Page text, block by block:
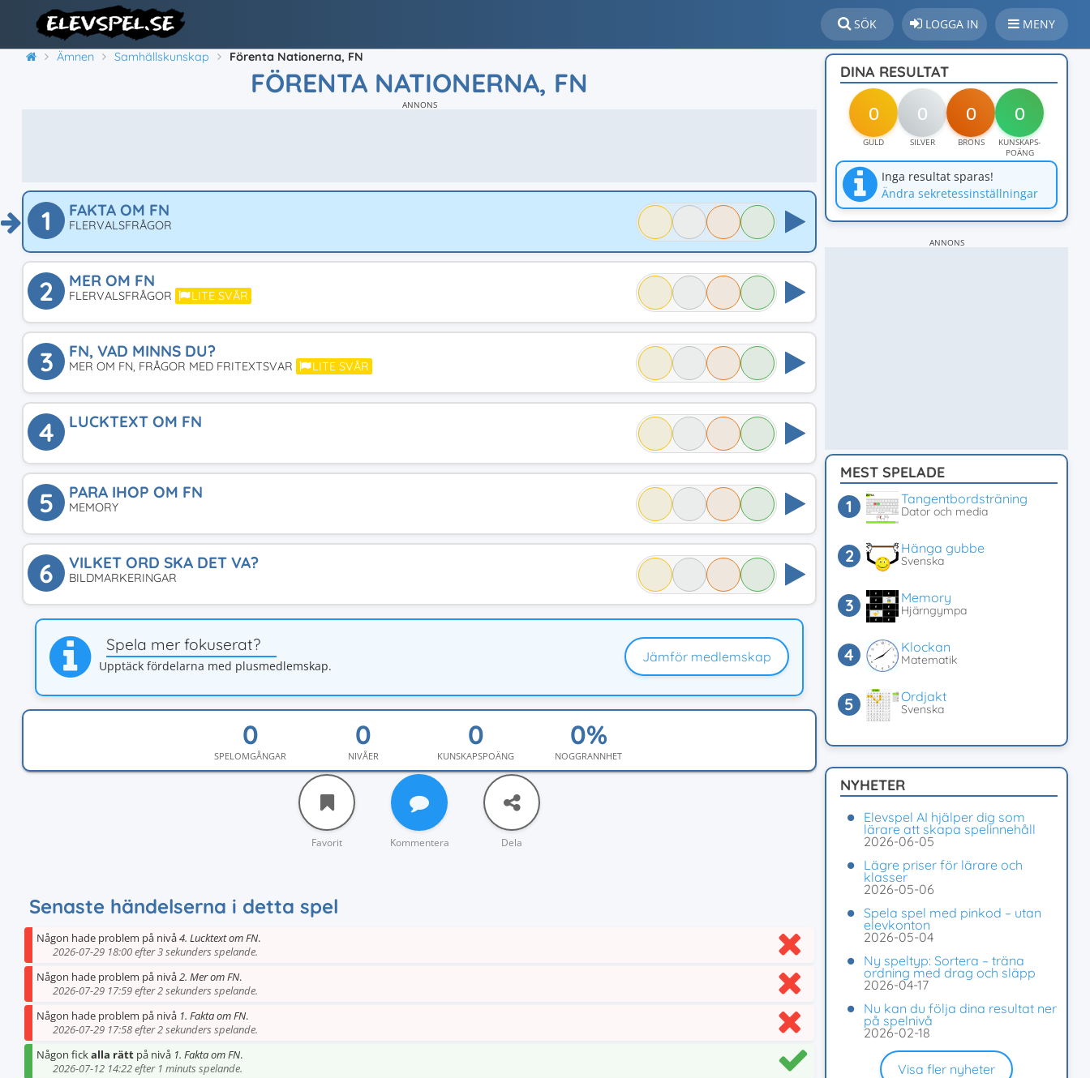
SÖK LOGGA IN MENY
Ämnen Samhällskunskap Förenta Nationerna, FN
FÖRENTA NATIONERNA, FN
ANNONS
1 FAKTA OM FN
FLERVALSFRÅGOR
2 MER OM FN
FLERVALSFRÅGOR LITE SVÅR
3 FN, VAD MINNS DU?
MER OM FN, FRÅGOR MED FRITEXTSVAR LITE SVÅR
4 LUCKTEXT OM FN
5 PARA IHOP OM FN
MEMORY
6 VILKET ORD SKA DET VA?
BILDMARKERINGAR
Spela mer fokuserat?
Upptäck fördelarna med plusmedlemskap.
Jämför medlemskap
SPELOMGÅNGAR NIVÅER KUNSKAPSPOÄNG NOGGRANNHET
Favorit Kommentera Dela
Senaste händelserna i detta spel
Någon hade problem på nivå4. Lucktext om FN.
2026-07-29 18:00 efter 3 sekunders spelande.
Någon hade problem på nivå2. Mer om FN.
2026-07-29 17:59 efter 2 sekunders spelande.
Någon hade problem på nivå 1. Fakta om FN.
2026-07-29 17:58 efter 2 sekunders spelande.
Någon fickalla rätt på nivå 1. Fakta om FN.
2026-07-12 14:22 efter 1 minuts spelande.
DINA RESULTAT
0 0 0 0
GULD SILVER BRONS
KUNSKAPS-
POÄNG
Inga resultat sparas!
Ändra sekretessinställningar
ANNONS
MEST SPELADE
Tangentbordsträning
Dator och media
Hänga gubbe
Svenska
Memory
Hjärngympa
Klockan
Matematik
Ordjakt
Svenska
NYHETER
Elevspel AI hjälper dig som
lärare att skapa spelinnehåll
2026-06-05
Lägre priser för lärare och
klasser
2026-05-06
Spela spel med pinkod – utan
elevkonton
2026-05-04
Ny speltyp: Sortera – träna
ordning med drag och släpp
2026-04-17
Nu kan du följa dina resultat ner
på spelnivå
2026-02-18
Visa fler nyheter